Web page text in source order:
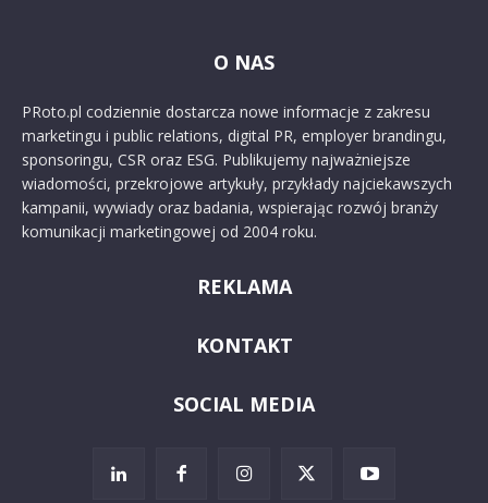
O NAS
PRoto.pl codziennie dostarcza nowe informacje z zakresu
marketingu i public relations, digital PR, employer brandingu,
sponsoringu, CSR oraz ESG. Publikujemy najważniejsze
wiadomości, przekrojowe artykuły, przykłady najciekawszych
kampanii, wywiady oraz badania, wspierając rozwój branży
komunikacji marketingowej od 2004 roku.
REKLAMA
KONTAKT
SOCIAL MEDIA